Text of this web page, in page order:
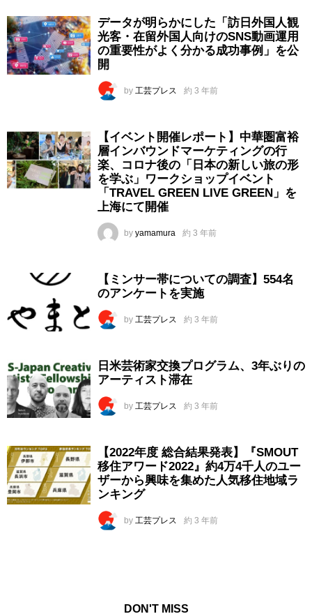
データが明らかにした「訪日外国人観
光客・在留外国人向けのSNS動画運用
の重要性がよく分かる成功事例」を公
開
by 工芸プレス 約 3 年前
【イベント開催レポート】中華圏富裕
層インバウンドマーケティングの行
楽、コロナ後の「日本の新しい旅の形
を学ぶ」ワークショップイベント
「TRAVEL GREEN LIVE GREEN」を
上海にて開催
by yamamura 約 3 年前
【ミンサー帯についての調査】554名
のアンケートを実施
by 工芸プレス 約 3 年前
日米芸術家交換プログラム、3年ぶりの
アーティスト滞在
by 工芸プレス 約 3 年前
【2022年度 総合結果発表】『SMOUT
移住アワード2022』約4万4千人のユー
ザーから興味を集めた人気移住地域ラ
ンキング
by 工芸プレス 約 3 年前
DON'T MISS